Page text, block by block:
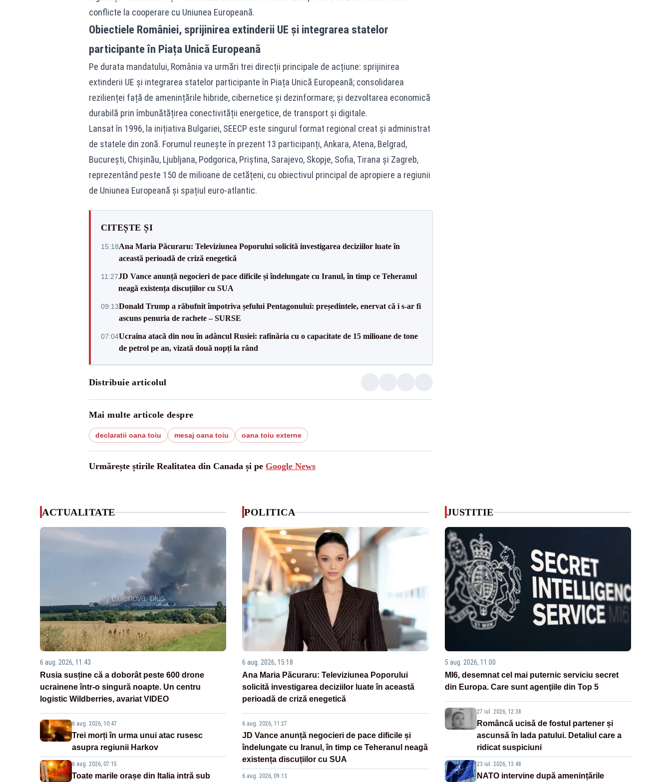
conflicte la cooperare cu Uniunea Europeană.
Obiectiele României, sprijinirea extinderii UE și integrarea statelor
participante în Piața Unică Europeană
Pe durata mandatului, România va urmări trei direcții principale de acțiune: sprijinirea
extinderii UE și integrarea statelor participante în Piața Unică Europeană; consolidarea
rezilienței față de amenințările hibride, cibernetice și dezinformare; și dezvoltarea economică
durabilă prin îmbunătățirea conectivității energetice, de transport și digitale.
Lansat în 1996, la inițiativa Bulgariei, SEECP este singurul format regional creat și administrat
de statele din zonă. Forumul reunește în prezent 13 participanți, Ankara, Atena, Belgrad,
București, Chișinău, Ljubljana, Podgorica, Priștina, Sarajevo, Skopje, Sofia, Tirana și Zagreb,
reprezentând peste 150 de milioane de cetățeni, cu obiectivul principal de apropiere a regiunii
de Uniunea Europeană și spațiul euro-atlantic.
CITEȘTE ȘI
15:18Ana Maria Păcuraru: Televiziunea Poporului solicită investigarea deciziilor luate în
această perioadă de criză enegetică
11:27JD Vance anunță negocieri de pace dificile și îndelungate cu Iranul, în timp ce Teheranul
neagă existența discuțiilor cu SUA
09:13Donald Trump a răbufnit împotriva șefului Pentagonului: președintele, enervat că i s-ar fi
ascuns penuria de rachete – SURSE
07:04Ucraina atacă din nou în adâncul Rusiei: rafinăria cu o capacitate de 15 milioane de tone
de petrol pe an, vizată două nopți la rând
Distribuie articolul
Mai multe articole despre
declaratii oana toiu mesaj oana toiu oana toiu externe
Urmărește știrile Realitatea din Canada și pe Google News
ACTUALITATE
6 aug. 2026, 11:43
Rusia susține că a doborât peste 600 drone
ucrainene într-o singură noapte. Un centru
logistic Wildberries, avariat VIDEO
6 aug. 2026, 10:47
Trei morți în urma unui atac rusesc
asupra regiunii Harkov
6 aug. 2026, 07:15
Toate marile orașe din Italia intră sub
POLITICA
6 aug. 2026, 15:18
Ana Maria Păcuraru: Televiziunea Poporului
solicită investigarea deciziilor luate în această
perioadă de criză enegetică
6 aug. 2026, 11:27
JD Vance anunță negocieri de pace dificile și
îndelungate cu Iranul, în timp ce Teheranul neagă
existența discuțiilor cu SUA
6 aug. 2026, 09:13
JUSTITIE
5 aug. 2026, 11:00
MI6, desemnat cel mai puternic serviciu secret
din Europa. Care sunt agenţiile din Top 5
27 iul. 2026, 12:38
Româncă ucisă de fostul partener și
ascunsă în lada patului. Detaliul care a
ridicat suspiciuni
23 iul. 2026, 13:48
NATO intervine după amenințările